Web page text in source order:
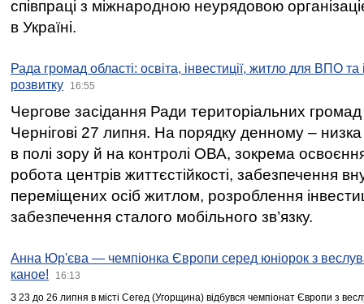
співпраці з міжнародною неурядовою
в Україні.
Рада громад області: освіта, інвестиції, житло для ВПО
розвитку
16:55
Чергове засідання Ради територіальних громад
Чернігові 27 липня. На порядку денному –
в полі зору й на контролі ОВА, зокрема освоєння
робота центрів життєстійкості, забезпечення
переміщених осіб житлом, розроблення
забезпечення сталого мобільного зв’язку.
Анна Юр'єва — чемпіонка Європи серед юніорок з
каное!
16:13
З 23 до 26 липня в місті Сегед (Угорщина) відбувся чемпіонат Європи з